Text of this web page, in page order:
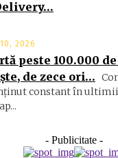
2026
peste 100.000
de zece ori…
constant în
- Publicitate -